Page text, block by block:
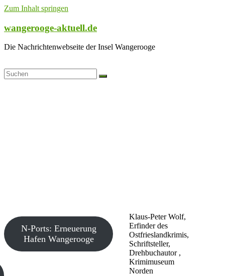
Zum Inhalt springen
wangerooge-aktuell.de
Die Nachrichtenwebseite der Insel Wangerooge
Klaus-Peter Wolf,
Erfinder des
Ostfrieslandkrimis,
Schriftsteller,
Drehbuchautor ,
Krimimuseum
Norden
N-Ports: Erneuerung
Hafen Wangerooge